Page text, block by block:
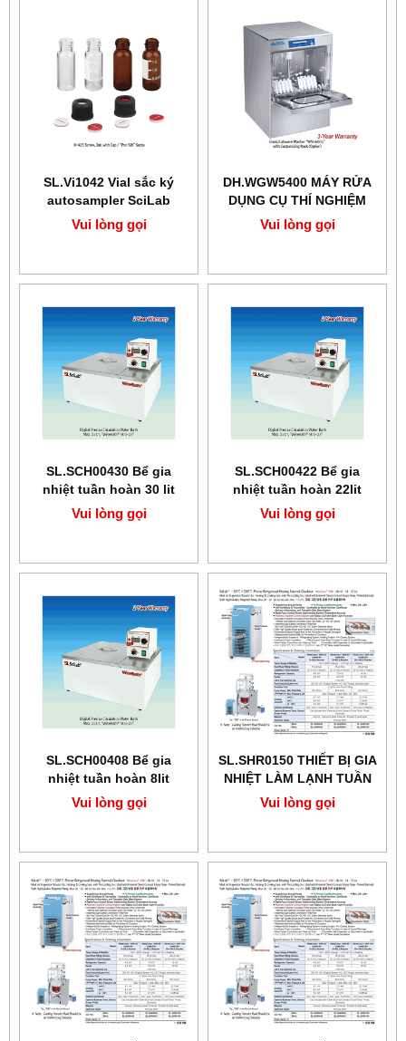
SL.Vi1042 Vial sắc ký
autosampler SciLab
Vui lòng gọi
DH.WGW5400 MÁY RỬA
DỤNG CỤ THÍ NGHIỆM
Vui lòng gọi
SL.SCH00430 Bể gia
nhiệt tuần hoàn 30 lit
Scilab
Vui lòng gọi
SL.SCH00422 Bể gia
nhiệt tuần hoàn 22lit
Scilab
Vui lòng gọi
SL.SCH00408 Bể gia
nhiệt tuần hoàn 8lit
Vui lòng gọi
SL.SHR0150 ​​​​​​​THIẾT BỊ GIA
NHIỆT LÀM LẠNH TUẦN
HOÀN CHÍNH XÁC
SCILAB
Vui lòng gọi